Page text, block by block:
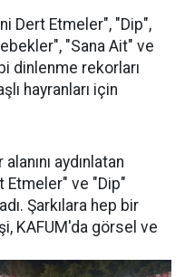
Dert Etmeler", "Dip",
"Sana Ait" ve
dinlenme rekorları
hayranları için
aydınlatan
Etmeler" ve "Dip"
Şarkılara hep bir
KAFUM'da görsel ve